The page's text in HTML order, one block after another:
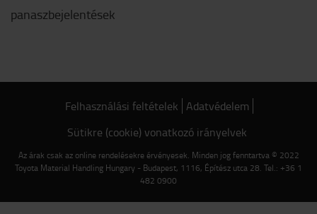
panaszbejelentések
Felhasználási feltételek Adatvédelem
Sütikre (cookie) vonatkozó irányelvek
Az árak csak az online rendelésekre érvényesek. Minden jog fenntartva © 2022
Toyota Material Handling Hungary - Budapest, 1116, Építész utca 28. Tel.: +36 1
482 0900